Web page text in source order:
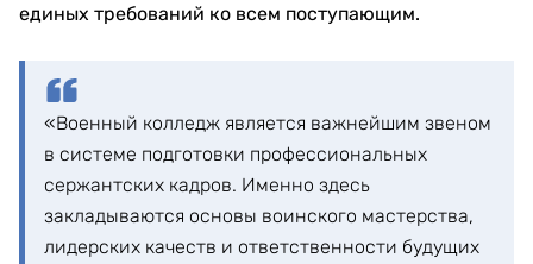
единых требований ко всем поступающим.
«Военный колледж является важнейшим звеном
в системе подготовки профессиональных
сержантских кадров. Именно здесь
закладываются основы воинского мастерства,
лидерских качеств и ответственности будущих